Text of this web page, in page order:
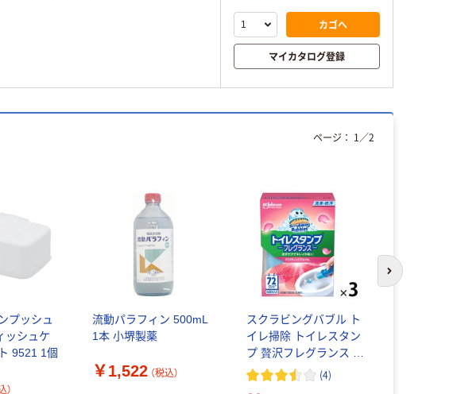
カゴへ
マイカタログ登録
プッシュ
ッシュケ
9521 1個
）
流動パラフィン 500mL
1本 小堺製薬
￥1,522 （税込）
スクラビングバブル ト
イレ掃除 トイレスタン
プ 贅沢フレグランス ア
ロマティックブロッサ
(4)
ページ： 1／2
次のスライド